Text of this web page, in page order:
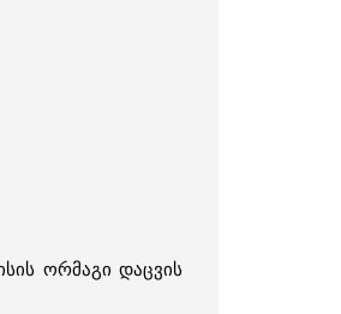
ორმაგი დაცვის